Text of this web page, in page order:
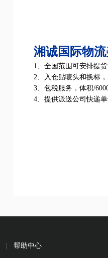
湘诚国际物
1、全国范围可安排提货
2、入仓贴唛头和换标
3、包税服务，体积/
4、提供派送公司快递
| 帮助中心